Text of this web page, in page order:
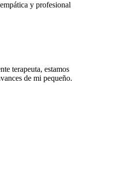
y profesional
terapeuta, estamos
de mi pequeño.